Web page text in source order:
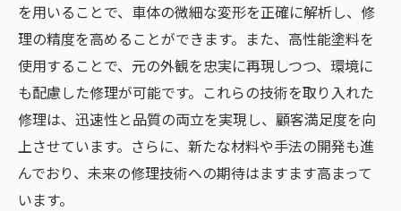
を用いることで、車体の微細な変形を正確に解析し、修
理の精度を高めることができます。また、高性能塗料を
使用することで、元の外観を忠実に再現しつつ、環境に
も配慮した修理が可能です。これらの技術を取り入れた
修理は、迅速性と品質の両立を実現し、顧客満足度を向
上させています。さらに、新たな材料や手法の開発も進
んでおり、未来の修理技術への期待はますます高まって
います。